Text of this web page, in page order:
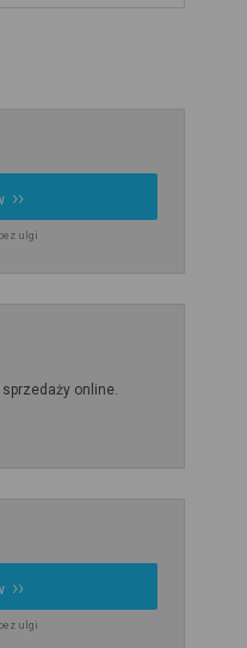
ulgi
online.
ulgi